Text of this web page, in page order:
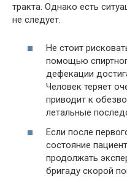
тракта. Однако есть
не следует.
Не стоит
помощью
дефекации
Человек теряет
приводит к
летальные
Если после
состояние
продолжать
бригаду скорой